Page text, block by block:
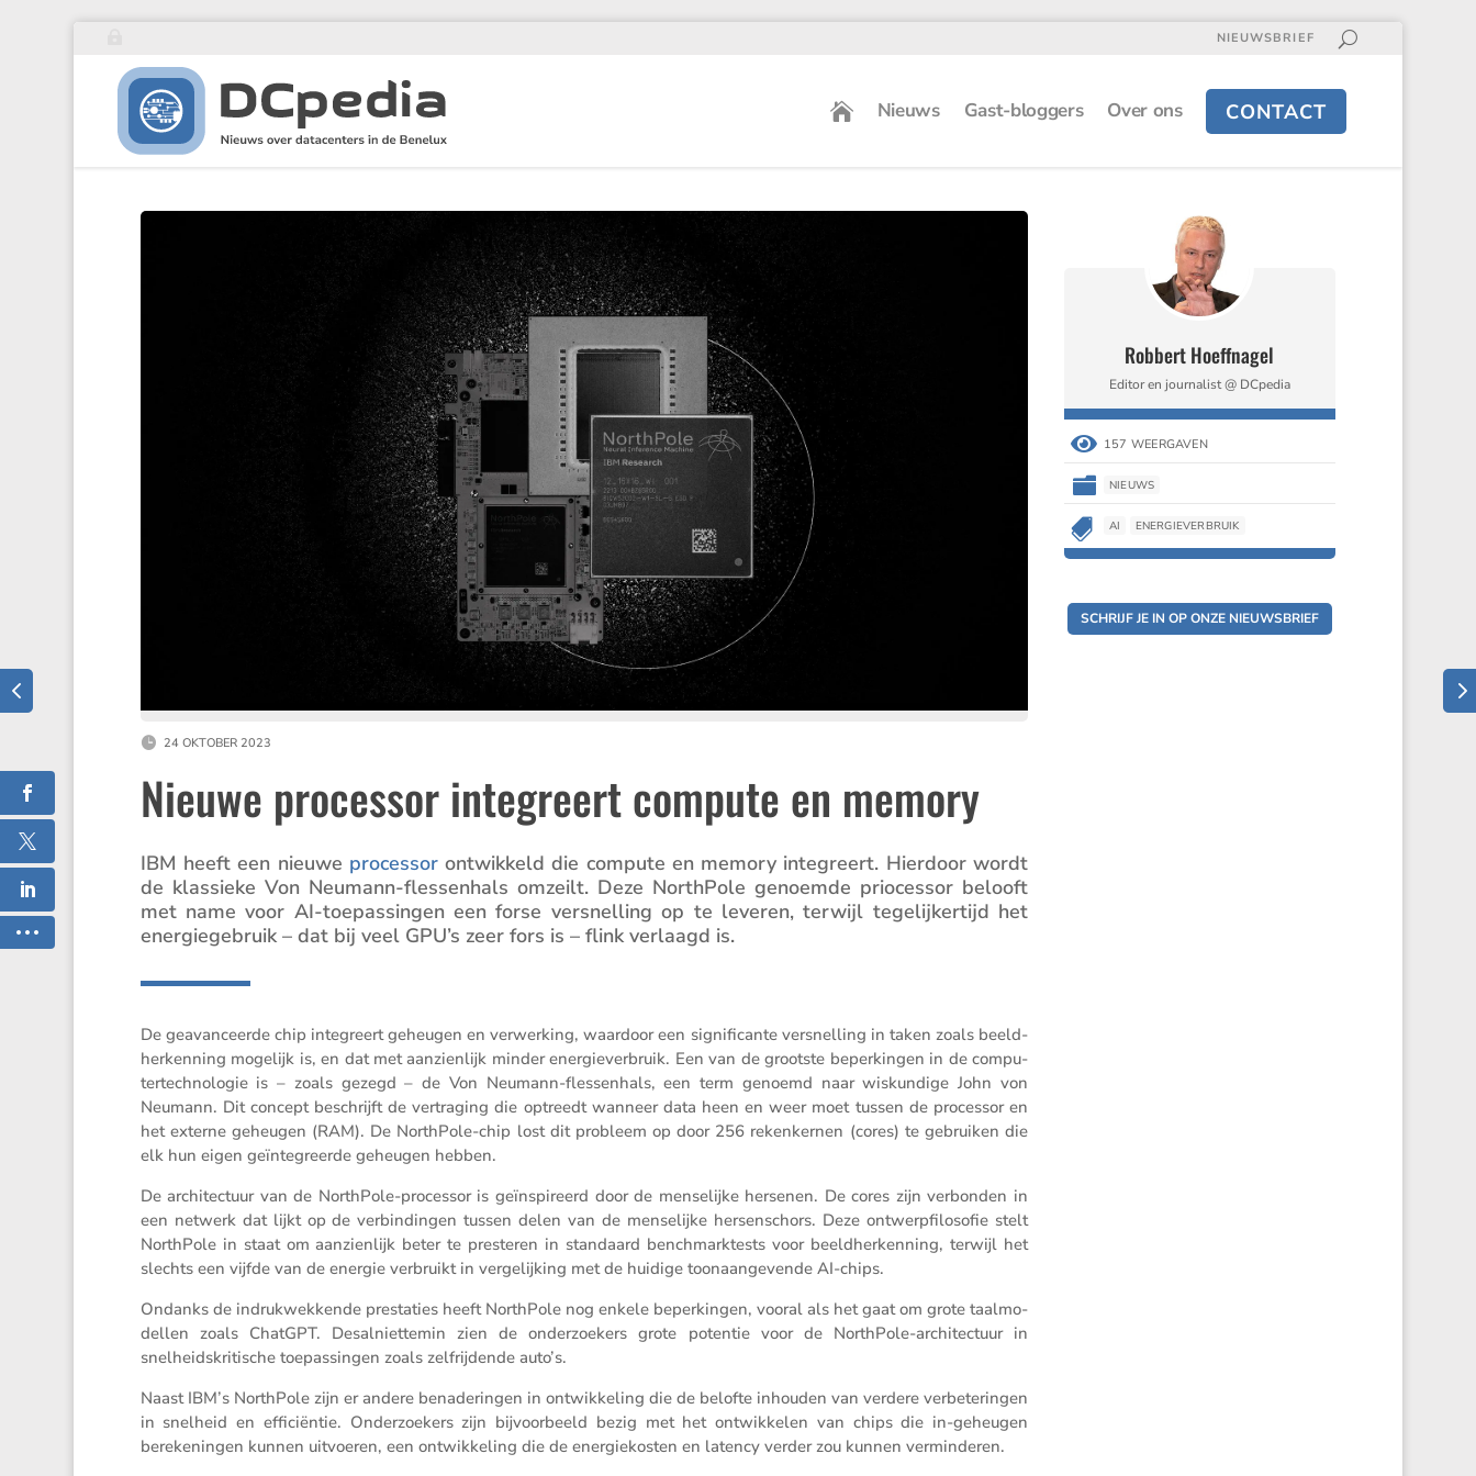
NIEUWSBRIEF
Nieuws Gast-bloggers Over ons CONTACT
24 OKTOBER 2023
Nieuwe processor integreert compute en memory
IBM heeft een nieuwe processorontwik­keld die compute en memory integreert. Hierdoor wordt
de klassieke Von Neumann-flessen­hals omzeilt. Deze North­Pole genoemde priocessor belooft
met name voor AI-toepas­singen een forse versnel­ling op te leveren, terwijl tegelij­ker­tijd het
energie­ge­bruik – dat bij veel GPU’s zeer fors is – flink verlaagd is.
De geavan­ceerde chip integreert geheugen en verwer­king, waardoor een signi­fi­cante versnel­ling in taken zoals beeld­
her­ken­ning mogelijk is, en dat met aanzien­lijk minder energie­ver­bruik. Een van de grootste beper­kingen in de compu­
ter­tech­no­logie is – zoals gezegd – de Von Neumann-flessen­hals, een term genoemd naar wiskun­dige John von
Neumann. Dit concept beschrijft de vertra­ging die optreedt wanneer data heen en weer moet tussen de processor en
het externe geheugen (RAM). De North­Pole-chip lost dit probleem op door 256 reken­kernen (cores) te gebruiken die
elk hun eigen geïnte­greerde geheugen hebben.
De archi­tec­tuur van de North­Pole-processor is geïnspi­reerd door de mense­lijke hersenen. De cores zijn verbonden in
een netwerk dat lijkt op de verbin­dingen tussen delen van de mense­lijke hersen­schors. Deze ontwerp­fi­lo­sofie stelt
North­Pole in staat om aanzien­lijk beter te presteren in standaard bench­mark­tests voor beeld­her­ken­ning, terwijl het
slechts een vijfde van de energie verbruikt in verge­lij­king met de huidige toonaan­ge­vende AI-chips.
Ondanks de indruk­wek­kende presta­ties heeft North­Pole nog enkele beper­kingen, vooral als het gaat om grote taalmo­
dellen zoals ChatGPT. Desal­niet­temin zien de onder­zoe­kers grote potentie voor de North­Pole-archi­tec­tuur in
snelheids­kri­ti­sche toepas­singen zoals zelfrij­dende auto’s.
Naast IBM’s North­Pole zijn er andere benade­ringen in ontwik­ke­ling die de belofte inhouden van verdere verbe­te­ringen
in snelheid en effici­ëntie. Onder­zoe­kers zijn bijvoor­beeld bezig met het ontwik­kelen van chips die in-geheugen
bereke­ningen kunnen uitvoeren, een ontwik­ke­ling die de energie­kosten en latency verder zou kunnen verminderen.
Robbert Hoeffnagel
Editor en journalist @ DCpedia
 157 WEERGAVEN
 NIEUWS
 AI ENERGIEVERBRUIK
SCHRIJF JE IN OP ONZE NIEUWSBRIEF